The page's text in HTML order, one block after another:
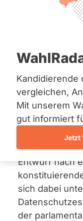
Bremen
Hamburg
Saarland
Sachsen
Sachsen-
Sachsen-
Thüringen
Archiv
Über uns
Kandidierende
vergleichen,
Mit unserem
gut informiert
Jetzt
für die
Im Landtag
Wahlperiode
Abstimmung
Annahme der
empfahl. Der
Entwurf nach
sich dabei
der